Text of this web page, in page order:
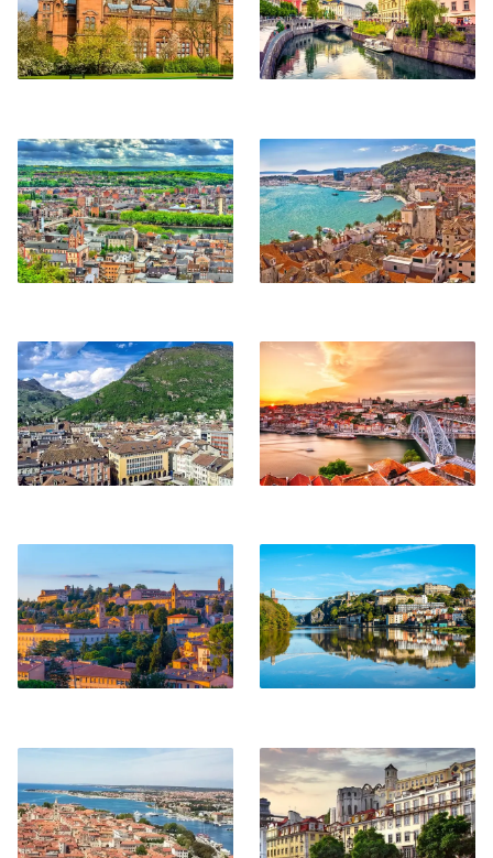
Liegi Spalato
Bolzano Porto
Bristol
Lisbona